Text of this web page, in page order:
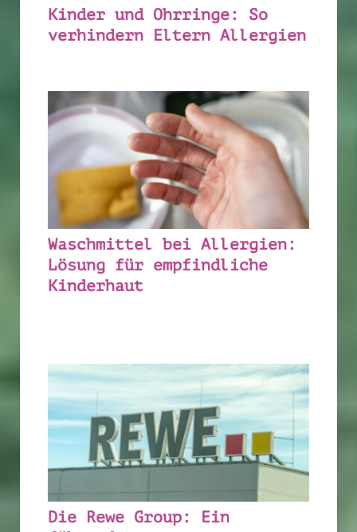
Kinder und Ohrringe: So
verhindern Eltern Allergien
Waschmittel bei Allergien:
Lösung für empfindliche
Kinderhaut
Die Rewe Group: Ein